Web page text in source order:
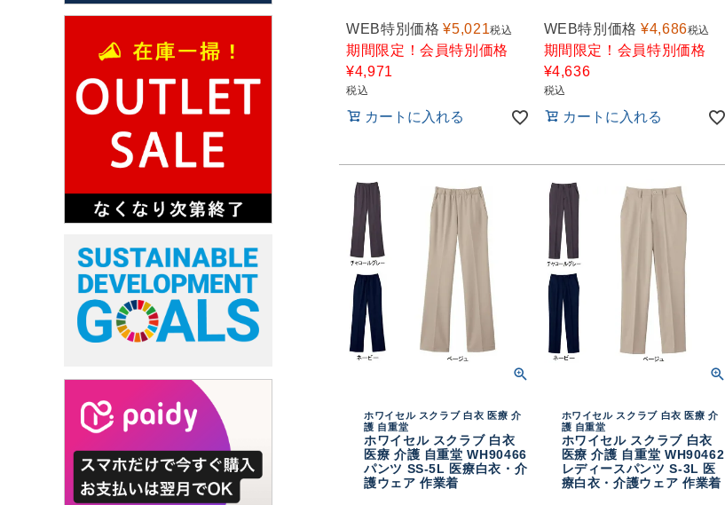
WEB特別価格 ¥5,021税込
期間限定！会員特別価格
¥4,971
税込
カートに入れる
WEB特別価格 ¥4,686税込
期間限定！会員特別価格
¥4,636
税込
カートに入れる
ホワイセル スクラブ 白衣 医療 介
護 自重堂
ホワイセル スクラブ 白衣
医療 介護 自重堂 WH90466
パンツ SS-5L 医療白衣・介
護ウェア 作業着
ホワイセル スクラブ 白衣 医療 介
護 自重堂
ホワイセル スクラブ 白衣
医療 介護 自重堂 WH90462
レディースパンツ S-3L 医
療白衣・介護ウェア 作業着